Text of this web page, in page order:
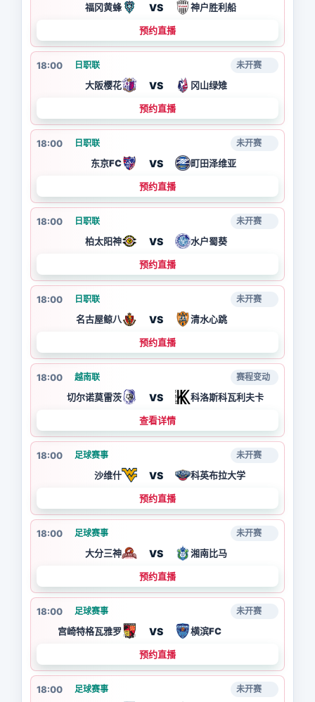
福冈黄蜂 VS 神户胜利船
预约直播
18:00 日职联
大阪樱花 VS 冈山绿雉
未开赛
预约直播
18:00 日职联
东京FC VS 町田泽维亚
未开赛
预约直播
18:00 日职联
柏太阳神 VS 水户蜀葵
未开赛
预约直播
18:00 日职联
名古屋鲸八 VS 清水心跳
未开赛
预约直播
18:00 越南联
切尔诺莫雷茨 VS 科洛斯科瓦利夫卡
赛程变动
查看详情
18:00 足球赛事
沙维什 VS 科英布拉大学
未开赛
预约直播
18:00 足球赛事
大分三神 VS 湘南比马
未开赛
预约直播
18:00 足球赛事
宫崎特格瓦雅罗 VS 横滨FC
未开赛
预约直播
18:00 足球赛事 未开赛